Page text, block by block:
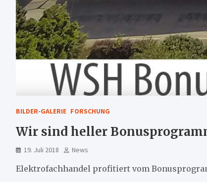
BILDER-GALERIE FORSCHUNG
Wir sind heller
19. Juli 2018 News
Elektrofachhandel profitiert vom